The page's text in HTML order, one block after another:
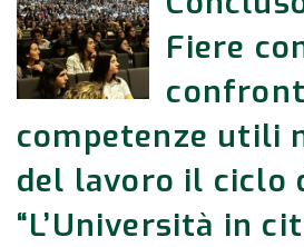
Fiere
competenze utili
del lavoro il ciclo
“L’Università in